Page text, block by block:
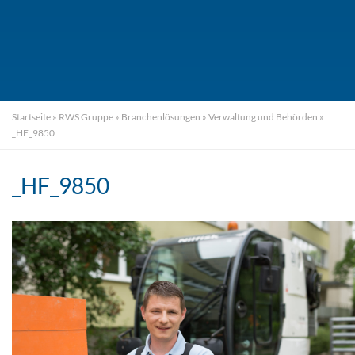
Startseite » RWS Gruppe » Branchenlösungen » Verwaltung und Behörden »
_HF_9850
_HF_9850